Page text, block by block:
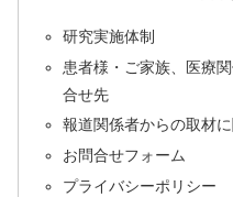
研究実施体制
患者様・ご家族、医療
合せ先
報道関係者からの取材
お問合せフォーム
プライバシーポリシー